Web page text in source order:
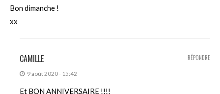
Bon dimanche !
xx
CAMILLE
9 août 2020 - 15:42
Et BON ANNIVERSAIRE !!!!
RÉPONDRE